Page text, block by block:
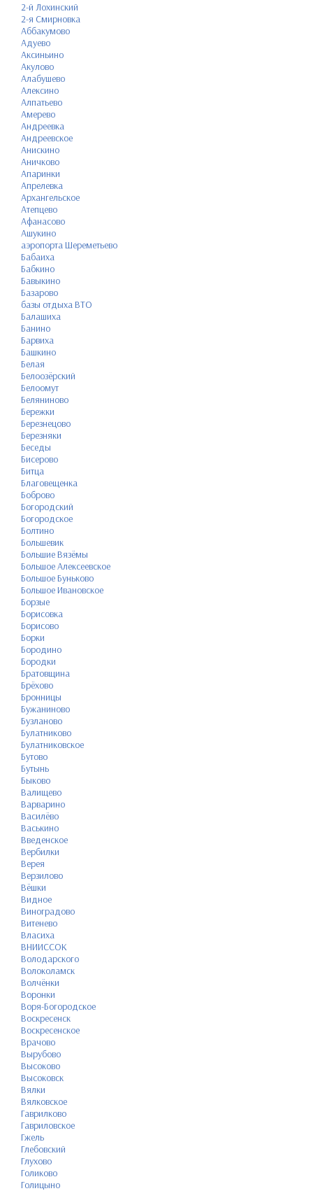
2-й Лохинский
2-я Смирновка
Аббакумово
Адуево
Аксиньино
Акулово
Алабушево
Алексино
Алпатьево
Амерево
Андреевка
Андреевское
Анискино
Аничково
Апаринки
Апрелевка
Архангельское
Атепцево
Афанасово
Ашукино
аэропорта Шереметьево
Бабаиха
Бабкино
Бавыкино
Базарово
базы отдыха ВТО
Балашиха
Банино
Барвиха
Башкино
Белая
Белоозёрский
Белоомут
Беляниново
Бережки
Березнецово
Березняки
Беседы
Бисерово
Битца
Благовещенка
Боброво
Богородский
Богородское
Болтино
Большевик
Большие Вязёмы
Большое Алексеевское
Большое Буньково
Большое Ивановское
Борзые
Борисовка
Борисово
Борки
Бородино
Бородки
Братовщина
Брёхово
Бронницы
Бужаниново
Бузланово
Булатниково
Булатниковское
Бутово
Бутынь
Быково
Валищево
Варварино
Василёво
Васькино
Введенское
Вербилки
Верея
Верзилово
Вёшки
Видное
Виноградово
Витенево
Власиха
ВНИИССОК
Володарского
Волоколамск
Волчёнки
Воронки
Воря-Богородское
Воскресенск
Воскресенское
Врачово
Вырубово
Высоково
Высоковск
Вялки
Вялковское
Гаврилково
Гавриловское
Гжель
Глебовский
Глухово
Голиково
Голицыно